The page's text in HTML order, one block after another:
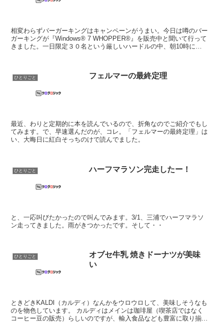
相変わらずバーガーキングはキャンペーンがうまい。今日は噂のバー
ガーキングが『Windows® 7 WHOPPER®』を販売中と聞いて行って
きました。一日限定３０名という厳しいハードルの中、朝10時に間
ひとりごと フェルマーの最終定理
最近、わりと定期的に本を読んでいるので、折角なのでご紹介でもし
てみます。で、早速選んだのが、コレ。「フェルマーの最終定理」は
い、大晦日に紅白そっちのけで読んでました。
ひとりごと ハーフマラソン完走したー！
と、一応叫びたかったので叫んでみます。3/1、三浦でハーフマラソ
ン走ってきました。雨がきつかったです。そして・・
ひとりごと
オブセ牛乳 焼きドーナツが美味
い
ときどきKALDI（カルディ）なんかをウロウロして、美味しそうなも
のを物色しています。 カルディはメインは珈琲屋（喫茶店ではなく
コーヒー豆の販売）らしいのですが、輸入食品なども豊富に取り揃え